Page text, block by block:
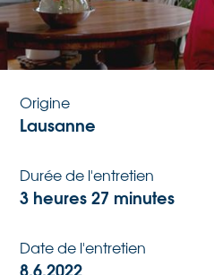
Date de naissance
1.1.1943
Origine
Lausanne
Durée de l'entretien
3 heures 27 minutes
Date de l'entretien
8.6.2022